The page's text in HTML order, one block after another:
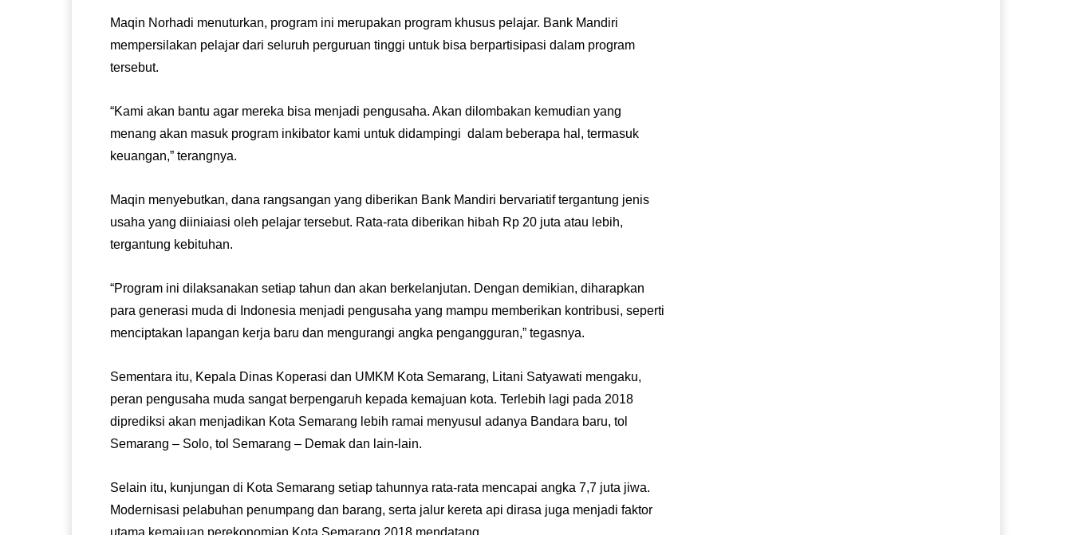
Maqin Norhadi menuturkan, program ini merupakan program khusus pelajar. Bank Mandiri
mempersilakan pelajar dari seluruh perguruan tinggi untuk bisa berpartisipasi dalam program
tersebut.
“Kami akan bantu agar mereka bisa menjadi pengusaha. Akan dilombakan kemudian yang
menang akan masuk program inkibator kami untuk didampingi dalam beberapa hal, termasuk
keuangan,” terangnya.
Maqin menyebutkan, dana rangsangan yang diberikan Bank Mandiri bervariatif tergantung jenis
usaha yang diiniaiasi oleh pelajar tersebut. Rata-rata diberikan hibah Rp 20 juta atau lebih,
tergantung kebituhan.
“Program ini dilaksanakan setiap tahun dan akan berkelanjutan. Dengan demikian, diharapkan
para generasi muda di Indonesia menjadi pengusaha yang mampu memberikan kontribusi, seperti
menciptakan lapangan kerja baru dan mengurangi angka pengangguran,” tegasnya.
Sementara itu, Kepala Dinas Koperasi dan UMKM Kota Semarang, Litani Satyawati mengaku,
peran pengusaha muda sangat berpengaruh kepada kemajuan kota. Terlebih lagi pada 2018
diprediksi akan menjadikan Kota Semarang lebih ramai menyusul adanya Bandara baru, tol
Semarang – Solo, tol Semarang – Demak dan lain-lain.
Selain itu, kunjungan di Kota Semarang setiap tahunnya rata-rata mencapai angka 7,7 juta jiwa.
Modernisasi pelabuhan penumpang dan barang, serta jalur kereta api dirasa juga menjadi faktor
utama kemajuan perekonomian Kota Semarang 2018 mendatang.